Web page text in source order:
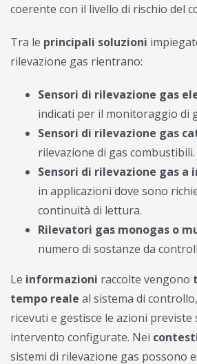
coerente con il livello di rischio del
Tra le principali soluzioni
rilevazione gas rientrano:
Sensori di rilevazione gas
indicati per il monitoraggio di
Sensori di rilevazione gas
rilevazione di gas combustibili.
Sensori di rilevazione gas a
in applicazioni dove sono
continuità di lettura.
Rilevatori gas monogas o
numero di sostanze da
Le informazioni raccolte vengono
tempo reale al sistema di
ricevuti e gestisce le azioni previste
intervento configurate. Nei
sistemi di rilevazione gas possono